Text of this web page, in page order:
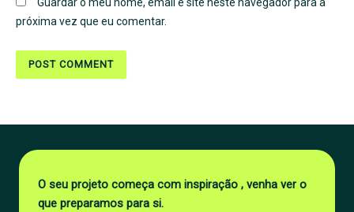
próxima vez que eu comentar.
O seu projeto começa com inspiração , venha ver o
que preparamos para si.